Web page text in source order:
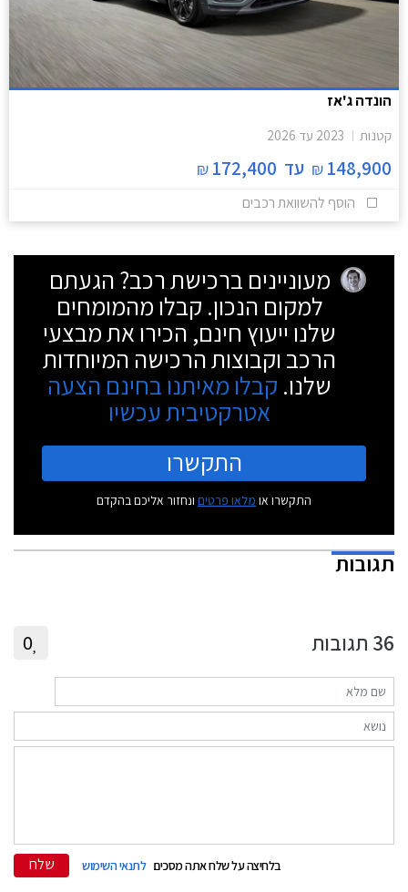
הונדה ג'אז
קטנות 2023 עד 2026
148,900
₪ עד 172,400
₪
הוסף להשוואת רכבים
מעוניינים ברכישת רכב? הגעתם
למקום הנכון. קבלו מהמומחים
שלנו ייעוץ חינם, הכירו את מבצעי
הרכב וקבוצות הרכישה המיוחדות
שלנו. קבלו מאיתנו בחינם הצעה
אטרקטיבית עכשיו
התקשרו
התקשרו או מלאו פרטים ונחזור אליכם בהקדם
תגובות
36 תגובות 0
בלחיצה על שלח אתה מסכים לתנאי השימוש שלח